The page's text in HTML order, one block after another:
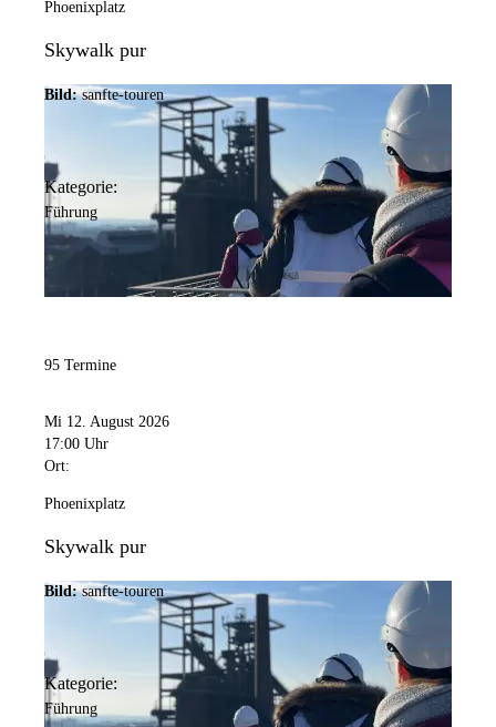
Phoenixplatz
Skywalk pur
Bild: sanfte-touren
Kategorie:
Führung
95 Termine
Mi 12. August 2026
17:00 Uhr
Ort:
Phoenixplatz
Skywalk pur
Bild: sanfte-touren
Kategorie:
Führung